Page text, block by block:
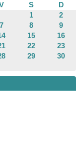
S
D
1
2
7 8
9
15
16
22
23
29
30